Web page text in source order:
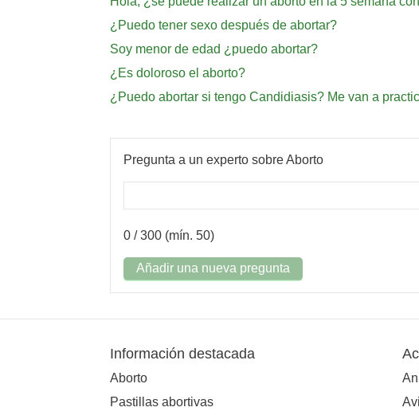
¿Puedo tener sexo después de abortar?
Soy menor de edad ¿puedo abortar?
¿Es doloroso el aborto?
¿Puedo abortar si tengo Candidiasis? Me van a
Pregunta a un experto sobre Aborto
0 / 300 (mín. 50)
Añadir una nueva pregunta
Información destacada
Aborto
Pastillas abortivas